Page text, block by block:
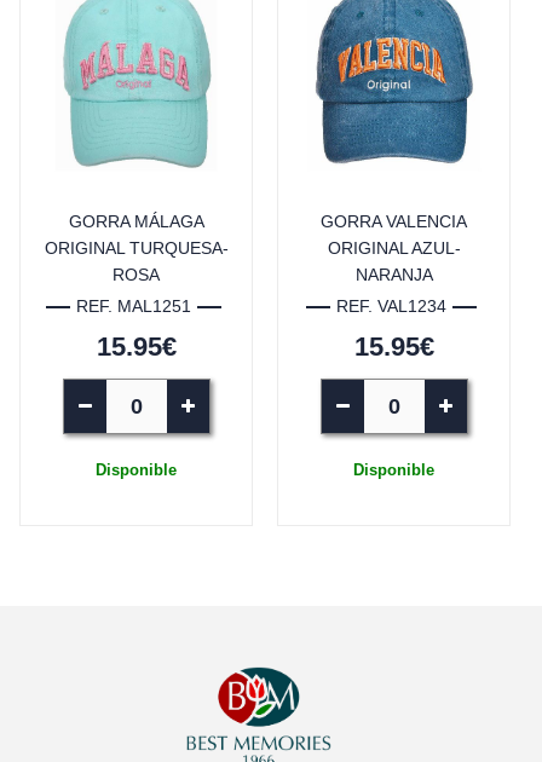
GORRA MÁLAGA
ORIGINAL TURQUESA-
ROSA
REF. MAL1251
15.95€
Disponible
GORRA VALENCIA
ORIGINAL AZUL-
NARANJA
REF. VAL1234
15.95€
Disponible